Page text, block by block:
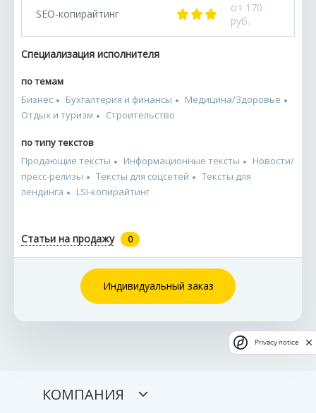
SEO-копирайтинг
от 170
руб.
Специализация исполнителя
по темам
Бизнес
Бухгалтерия и финансы
Медицина/Здоровье
Отдых и туризм
Строительство
по типу текстов
Продающие тексты
Информационные тексты
Новости/
пресс-релизы
Тексты для соцсетей
Тексты для
лендинга
LSI-копирайтинг
Статьи на продажу 0
Индивидуальный заказ
КОМПАНИЯ
Privacy notice